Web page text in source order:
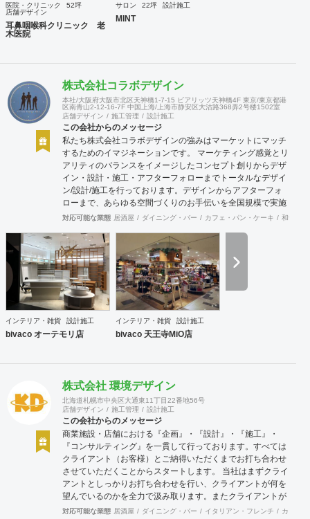
医院・クリニック
52坪
店舗デザイン
耳鼻咽喉科クリニック 老
木医院
サロン 22坪 設計施工
MINT
株式会社コラボデザイン
本社/大阪府大阪市北区天神橋1-7-15 ビアリッツ天神橋4F 東京/東京都港
区南青山2-12-16-7F 中国上海/上海市静安区大沽路368弄2号楼1502室
店舗デザイン
施工管理 設計施工
この会社からのメッセージ
私たち株式会社コラボデザインの強みはマーケットにマッチ
するためのイマジネーションです。 マーケティング感覚とリ
アリティのバランスをイメージしたコンセプト創りからデザ
イン・設計・施工・アフターフォローまでトータルなデザイ
ン/設計/施工を行っております。デザインからアフターフォ
ローまで、あらゆる空間づくりのお手伝いを全国規模で実施
できます。上海にもオフィスがございますので、中国での実
対応可能な業態 居酒屋 ダイニング・バー カフェ・パン・ケーキ 和食・
インテリア・雑貨 設計施工
bivaco オーテモリ店
インテリア・雑貨 設計施工
bivaco 天王寺MiO店
株式会社 環境デザイン
北海道札幌市中央区大通東11丁目22番地56号
店舗デザイン
施工管理 設計施工
この会社からのメッセージ
商業施設・店舗における『企画』・『設計』・『施工』・
『コンサルティング』を一貫して行っております。すべては
クライアント（お客様）とご納得いただくまでお打ち合わせ
させていただくことからスタートします。 当社はまずクライ
アントとしっかりお打ち合わせを行い、クライアントが何を
望んでいるのかを全力で汲み取ります。またクライアントが
思い描いていることをどのように表現していいのかお困りの
対応可能な業態 居酒屋 ダイニング・バー イタリアン・フレンチ カフェ